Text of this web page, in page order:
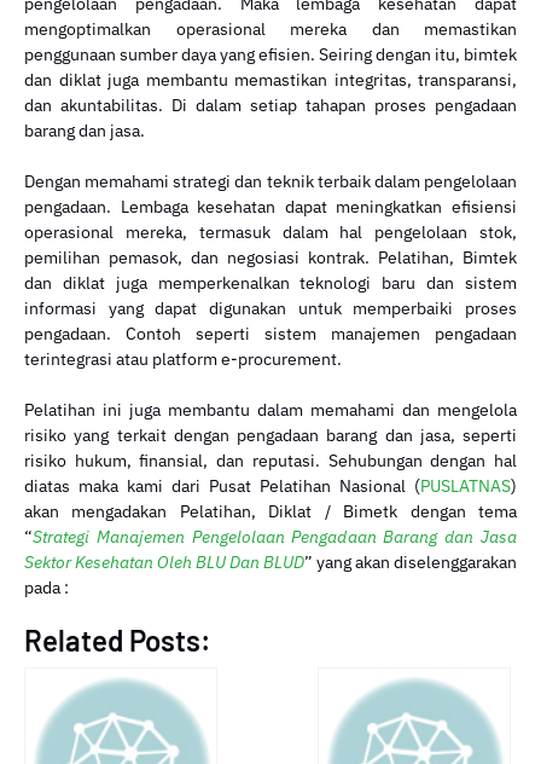
mengoptimalkan operasional mereka dan memastikan
penggunaan sumber daya yang efisien. Seiring dengan itu, bimtek
dan diklat juga membantu memastikan integritas, transparansi,
dan akuntabilitas. Di dalam setiap tahapan proses pengadaan
barang dan jasa.
Dengan memahami strategi dan teknik terbaik dalam pengelolaan
pengadaan. Lembaga kesehatan dapat meningkatkan efisiensi
operasional mereka, termasuk dalam hal pengelolaan stok,
pemilihan pemasok, dan negosiasi kontrak. Pelatihan, Bimtek
dan diklat juga memperkenalkan teknologi baru dan sistem
informasi yang dapat digunakan untuk memperbaiki proses
pengadaan. Contoh seperti sistem manajemen pengadaan
terintegrasi atau platform e-procurement.
Pelatihan ini juga membantu dalam memahami dan mengelola
risiko yang terkait dengan pengadaan barang dan jasa, seperti
risiko hukum, finansial, dan reputasi. Sehubungan dengan hal
diatas maka kami dari Pusat Pelatihan Nasional (PUSLATNAS)
akan mengadakan Pelatihan, Diklat / Bimetk dengan tema
“Strategi Manajemen Pengelolaan Pengadaan Barang dan Jasa
Sektor Kesehatan Oleh BLU Dan BLUD” yang akan diselenggarakan
pada :
Related Posts: